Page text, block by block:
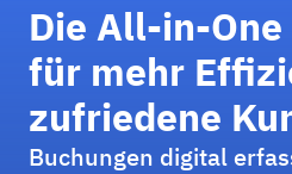
Die All-in-
für mehr
zufriedene
Buchungen digital